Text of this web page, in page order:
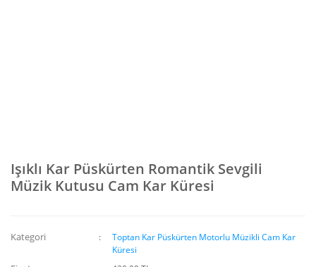
Işıklı Kar Püskürten Romantik Sevgili
Müzik Kutusu Cam Kar Küresi
Kategori
Toptan Kar Püskürten Motorlu Müzikli Cam Kar
Küresi